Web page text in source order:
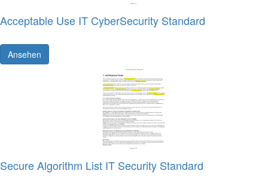
Acceptable Use IT CyberSecurity Standard
Ansehen
Secure Algorithm List IT Security Standard